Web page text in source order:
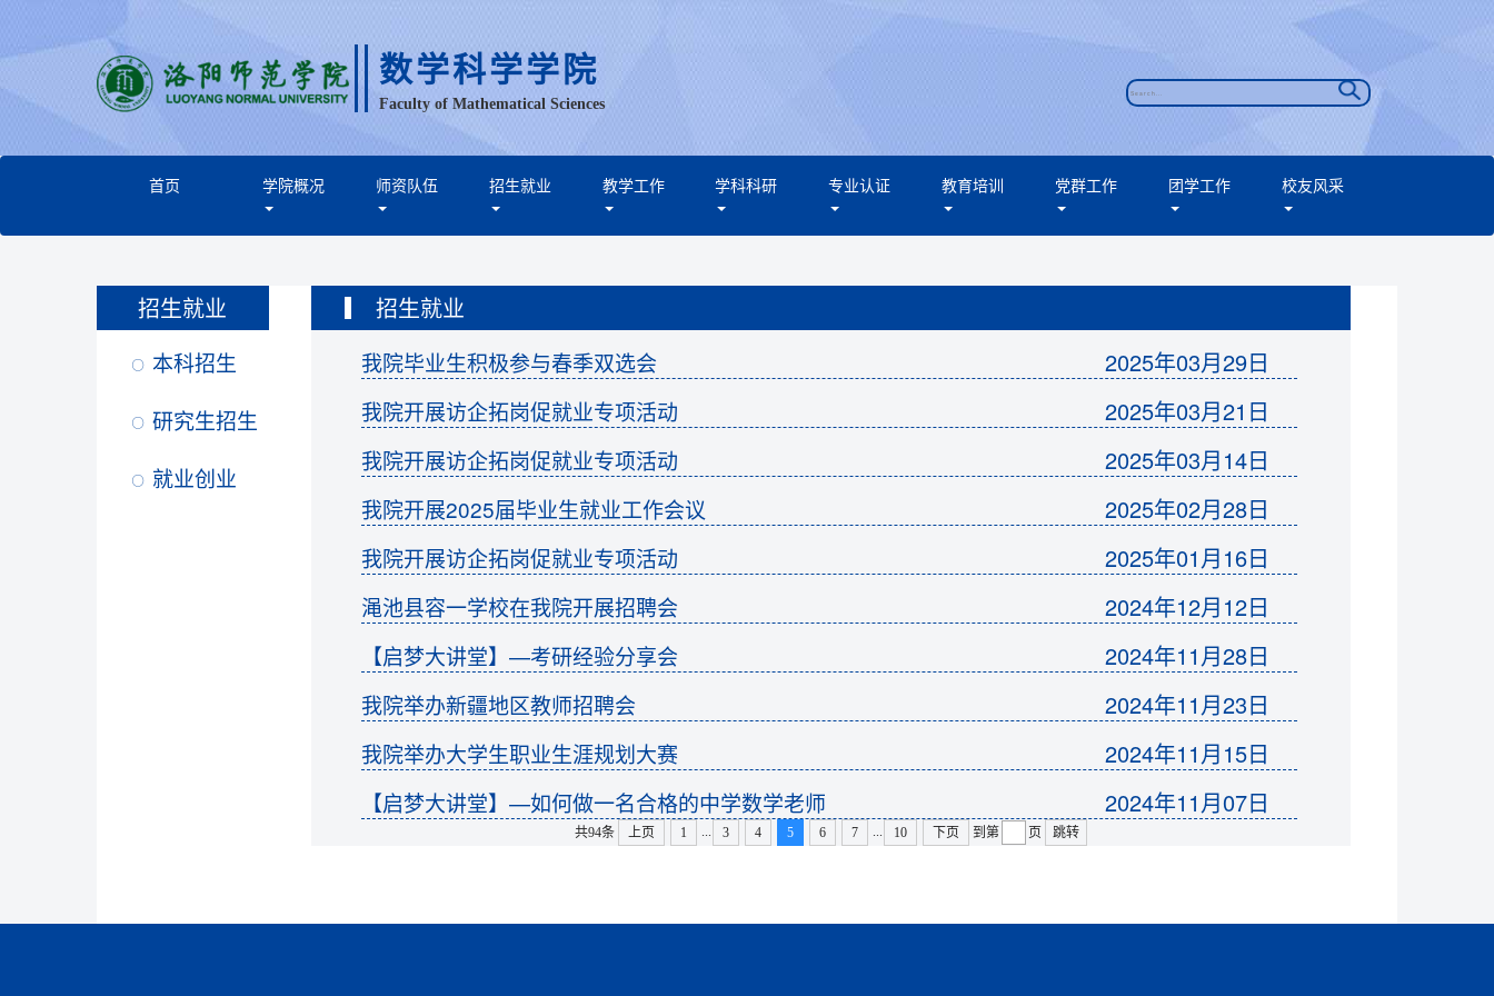
数学科学学院
Faculty of Mathematical Sciences
首页 学院概况 师资队伍 招生就业 教学工作 学科科研 专业认证 教育培训 党群工作 团学工作 校友风采
招生就业
本科招生
研究生招生
就业创业
招生就业
我院毕业生积极参与春季双选会 2025年03月29日
我院开展访企拓岗促就业专项活动 2025年03月21日
我院开展访企拓岗促就业专项活动 2025年03月14日
我院开展2025届毕业生就业工作会议 2025年02月28日
我院开展访企拓岗促就业专项活动 2025年01月16日
渑池县容一学校在我院开展招聘会 2024年12月12日
【启梦大讲堂】—考研经验分享会 2024年11月28日
我院举办新疆地区教师招聘会 2024年11月23日
我院举办大学生职业生涯规划大赛 2024年11月15日
【启梦大讲堂】—如何做一名合格的中学数学老师 2024年11月07日
共94条 上页 1 3 4 5 6 7 10 下页 到第 页 跳转